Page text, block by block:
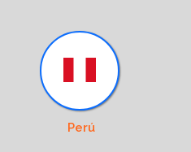
Perú